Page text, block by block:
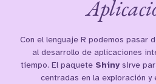
Con el lenguaje R podemos pasar
al desarrollo de aplicaciones
tiempo. El paquete Shinysirve
centradas en la exploración y